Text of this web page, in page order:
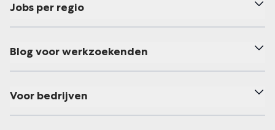
Jobs per regio
Blog voor werkzoekenden
Voor bedrijven